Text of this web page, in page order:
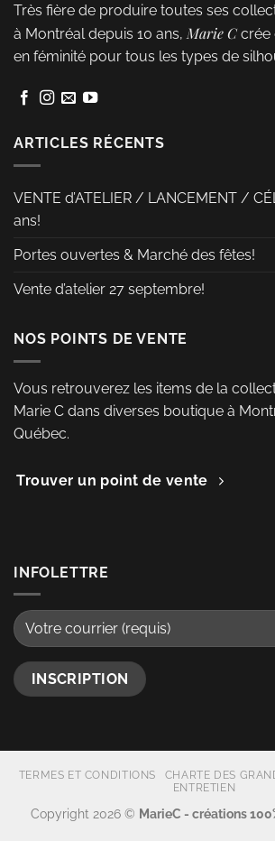
être
choisies
sur
Très fière de produire toutes ses
à Montréal depuis 10 ans, Marie Ccrée
en féminité pour tous les types de
ARTICLES RÉCENTS
VENTE d’ATELIER / LANCEMENT /
ans!
Portes ouvertes & Marché des fêtes!
Vente d’atelier 27 septembre!
NOS POINTS DE VENTE
Vous retrouverez les items de la
Marie C dans diverses boutique à
Québec.
Trouver un point de vente
INFOLETTRE
TERMES ET CONDITIONS CHARTE DES
ENTRETIEN
Copyright 2026 © MarieC - créations